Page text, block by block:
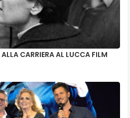
CARRIERA AL LUCCA FILM